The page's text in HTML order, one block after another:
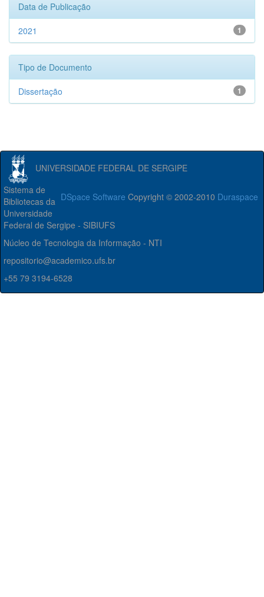
Data de Publicação
1
2021
Tipo de Documento
1
Dissertação
UNIVERSIDADE FEDERAL DE SERGIPE
DSpace Software Copyright © 2002-2010 Duraspace
Sistema de
Bibliotecas da
Universidade
Federal de Sergipe - SIBIUFS
Núcleo de Tecnologia da Informação - NTI
repositorio@academico.ufs.br
+55 79 3194-6528